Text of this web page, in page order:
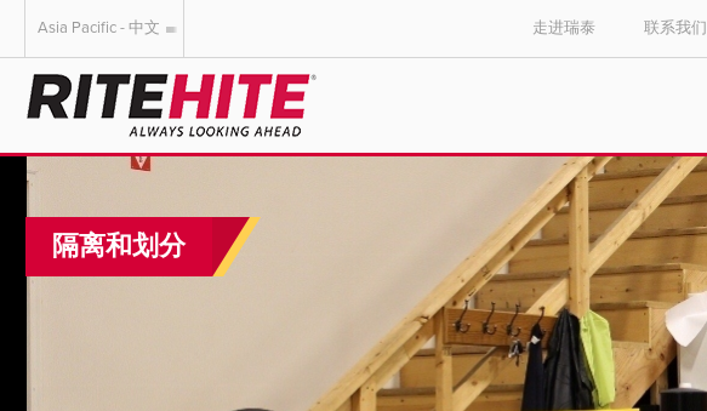
AMERICAS
English
Portuguese
English
Français
Italiano
Dutch
Asia Pacific - 中文 走进瑞泰 联系我们
隔离和划分